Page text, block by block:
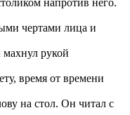
чертами лица и
рукой
время от времени
на стол. Он читал с